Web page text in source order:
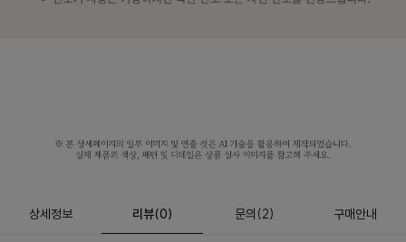
상세정보 리뷰(0) 문의 (2) 구매안내